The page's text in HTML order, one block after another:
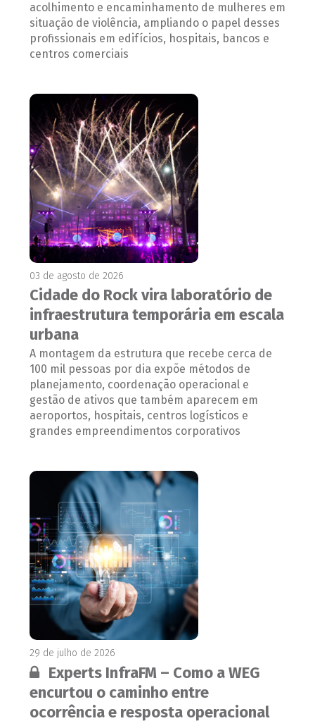
acolhimento e encaminhamento de mulheres em
situação de violência, ampliando o papel desses
profissionais em edifícios, hospitais, bancos e
centros comerciais
03 de agosto de 2026
Cidade do Rock vira laboratório de
infraestrutura temporária em escala
urbana
A montagem da estrutura que recebe cerca de
100 mil pessoas por dia expõe métodos de
planejamento, coordenação operacional e
gestão de ativos que também aparecem em
aeroportos, hospitais, centros logísticos e
grandes empreendimentos corporativos
29 de julho de 2026
Conteúdo restrito:
Experts InfraFM – Como a WEG
encurtou o caminho entre
ocorrência e resposta operacional